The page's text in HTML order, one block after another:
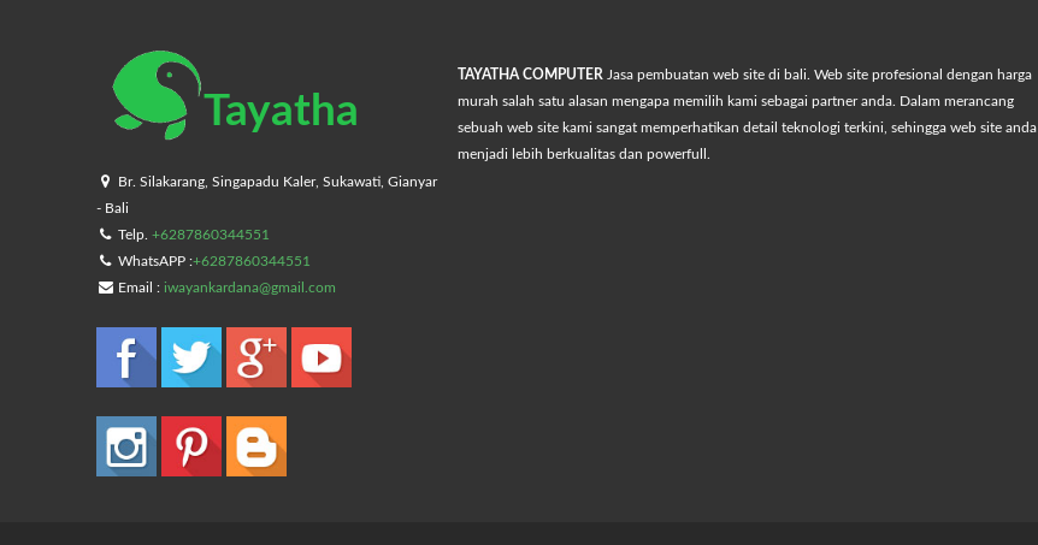
Tayatha
Br. Silakarang, Singapadu Kaler, Sukawati, Gianyar
- Bali
Telp.+6287860344551
WhatsAPP :+6287860344551
Email :iwayankardana@gmail.com
TAYATHA COMPUTER Jasa pembuatan web site di bali. Web site profesional dengan harga
murah salah satu alasan mengapa memilih kami sebagai partner anda. Dalam merancang
sebuah web site kami sangat memperhatikan detail teknologi terkini, sehingga web site anda
menjadi lebih berkualitas dan powerfull.